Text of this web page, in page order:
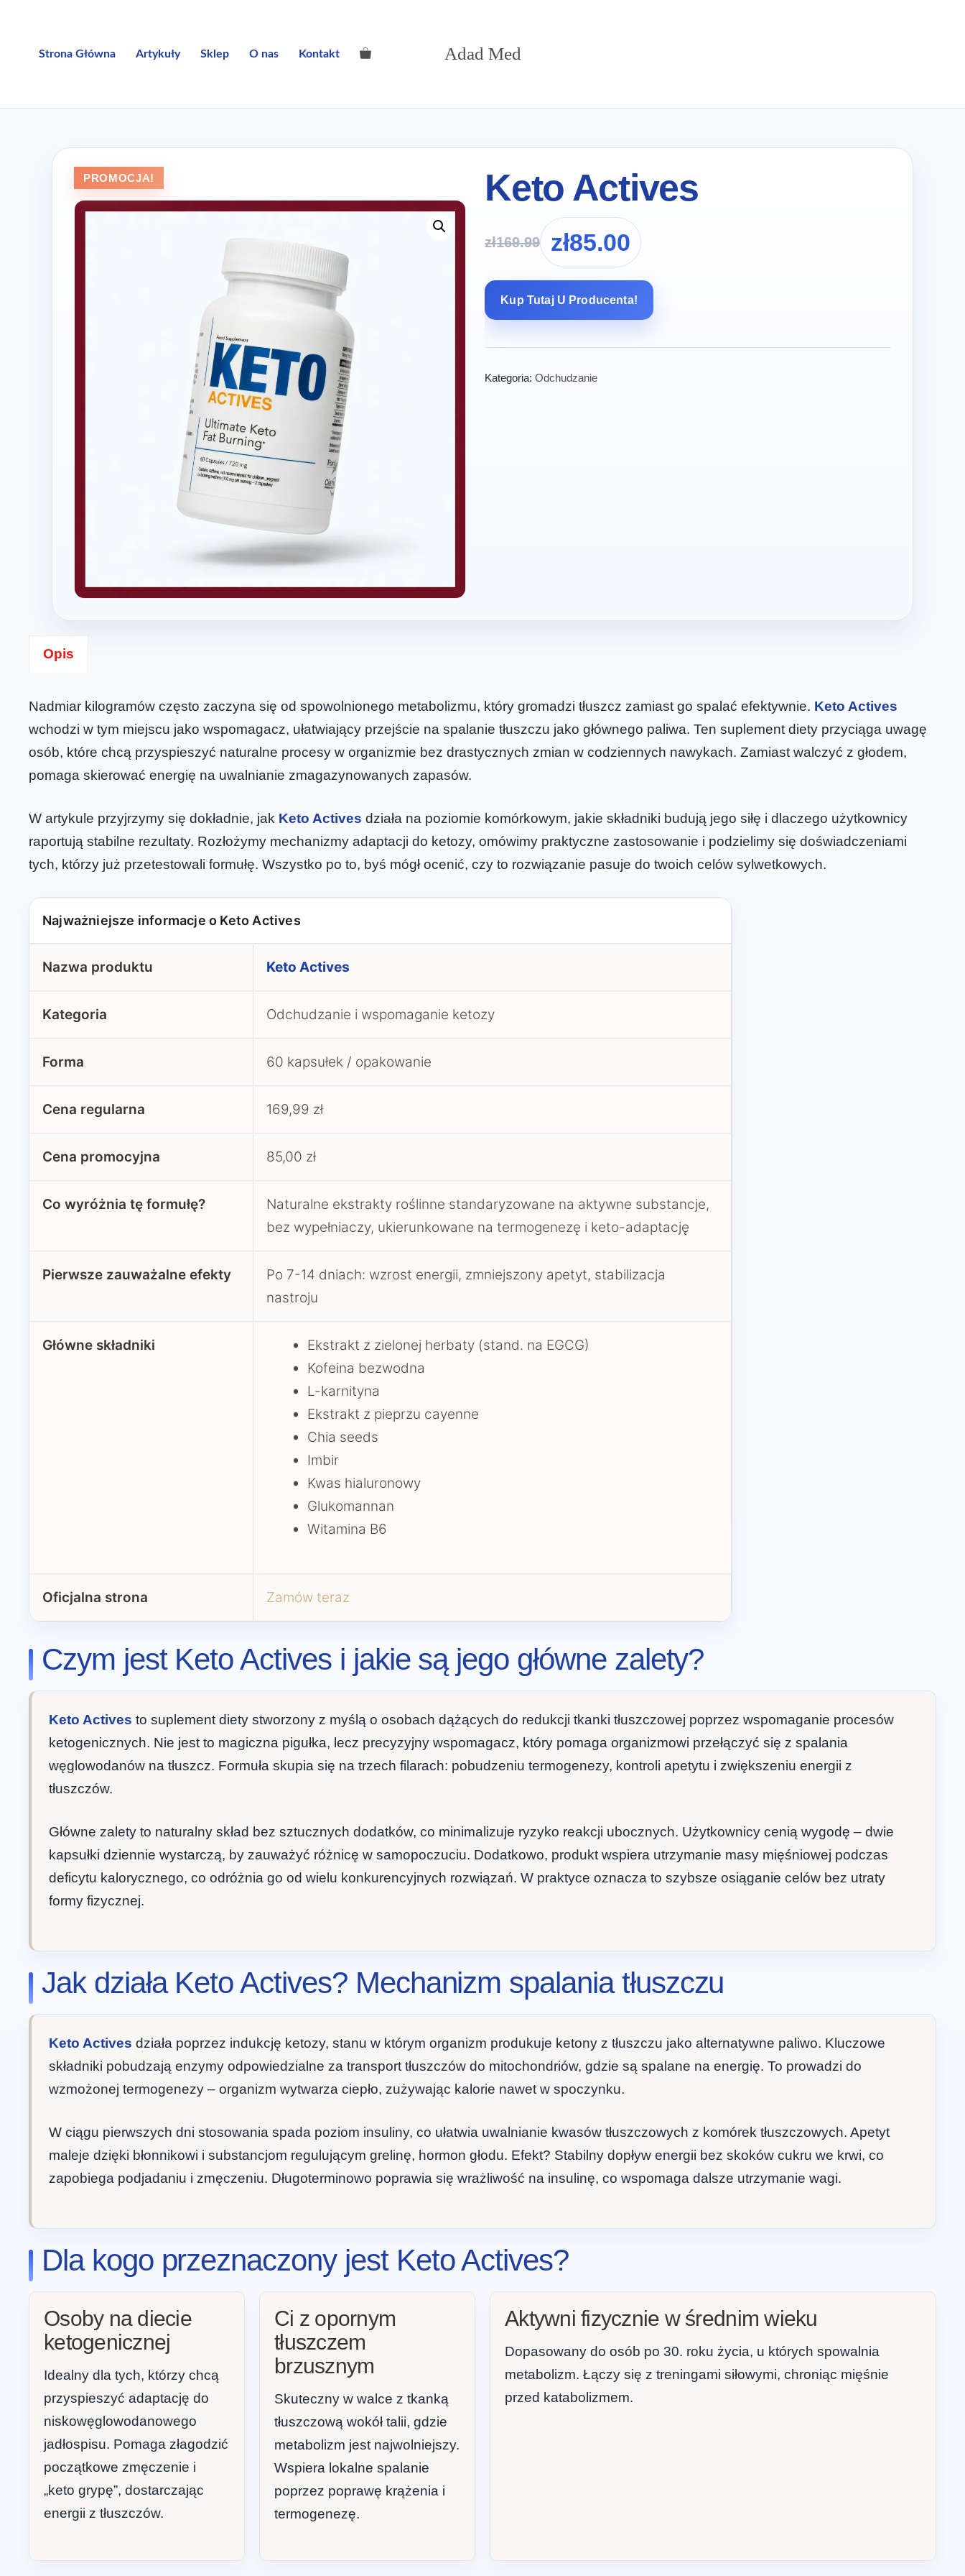
Adad Med
Strona Główna Artykuły Sklep O nas Kontakt
PROMOCJA! Keto Actives
zł169.99 zł85.00
Kup Tutaj U Producenta!
Kategoria:Odchudzanie
Opis
Nadmiar kilogramów często zaczyna się od spowolnionego metabolizmu, który gromadzi tłuszcz zamiast go spalać efektywnie. Keto Actives
wchodzi w tym miejscu jako wspomagacz, ułatwiający przejście na spalanie tłuszczu jako głównego paliwa. Ten suplement diety przyciąga uwagę
osób, które chcą przyspieszyć naturalne procesy w organizmie bez drastycznych zmian w codziennych nawykach. Zamiast walczyć z głodem,
pomaga skierować energię na uwalnianie zmagazynowanych zapasów.
W artykule przyjrzymy się dokładnie, jak Keto Actives działa na poziomie komórkowym, jakie składniki budują jego siłę i dlaczego użytkownicy
raportują stabilne rezultaty. Rozłożymy mechanizmy adaptacji do ketozy, omówimy praktyczne zastosowanie i podzielimy się doświadczeniami
tych, którzy już przetestowali formułę. Wszystko po to, byś mógł ocenić, czy to rozwiązanie pasuje do twoich celów sylwetkowych.
Najważniejsze informacje o Keto Actives
Nazwa produktu Keto Actives
Kategoria Odchudzanie i wspomaganie ketozy
Forma 60 kapsułek / opakowanie
Cena regularna 169,99 zł
Cena promocyjna 85,00 zł
Co wyróżnia tę formułę?
Naturalne ekstrakty roślinne standaryzowane na aktywne substancje,
bez wypełniaczy, ukierunkowane na termogenezę i keto-adaptację
Pierwsze zauważalne efekty
Po 7-14 dniach: wzrost energii, zmniejszony apetyt, stabilizacja
nastroju
Główne składniki
Ekstrakt z zielonej herbaty (stand. na EGCG)
Kofeina bezwodna
L-karnityna
Ekstrakt z pieprzu cayenne
Chia seeds
Imbir
Kwas hialuronowy
Glukomannan
Witamina B6
Oficjalna strona Zamów teraz
Czym jest Keto Actives i jakie są jego główne zalety?
Keto Actives to suplement diety stworzony z myślą o osobach dążących do redukcji tkanki tłuszczowej poprzez wspomaganie procesów
ketogenicznych. Nie jest to magiczna pigułka, lecz precyzyjny wspomagacz, który pomaga organizmowi przełączyć się z spalania
węglowodanów na tłuszcz. Formuła skupia się na trzech filarach: pobudzeniu termogenezy, kontroli apetytu i zwiększeniu energii z
tłuszczów.
Główne zalety to naturalny skład bez sztucznych dodatków, co minimalizuje ryzyko reakcji ubocznych. Użytkownicy cenią wygodę – dwie
kapsułki dziennie wystarczą, by zauważyć różnicę w samopoczuciu. Dodatkowo, produkt wspiera utrzymanie masy mięśniowej podczas
deficytu kalorycznego, co odróżnia go od wielu konkurencyjnych rozwiązań. W praktyce oznacza to szybsze osiąganie celów bez utraty
formy fizycznej.
Jak działa Keto Actives? Mechanizm spalania tłuszczu
Keto Actives działa poprzez indukcję ketozy, stanu w którym organizm produkuje ketony z tłuszczu jako alternatywne paliwo. Kluczowe
składniki pobudzają enzymy odpowiedzialne za transport tłuszczów do mitochondriów, gdzie są spalane na energię. To prowadzi do
wzmożonej termogenezy – organizm wytwarza ciepło, zużywając kalorie nawet w spoczynku.
W ciągu pierwszych dni stosowania spada poziom insuliny, co ułatwia uwalnianie kwasów tłuszczowych z komórek tłuszczowych. Apetyt
maleje dzięki błonnikowi i substancjom regulującym grelinę, hormon głodu. Efekt? Stabilny dopływ energii bez skoków cukru we krwi, co
zapobiega podjadaniu i zmęczeniu. Długoterminowo poprawia się wrażliwość na insulinę, co wspomaga dalsze utrzymanie wagi.
Dla kogo przeznaczony jest Keto Actives?
Osoby na diecie
ketogenicznej
Idealny dla tych, którzy chcą
przyspieszyć adaptację do
niskowęglowodanowego
jadłospisu. Pomaga złagodzić
początkowe zmęczenie i
„keto grypę”, dostarczając
energii z tłuszczów.
Ci z opornym
tłuszczem
brzusznym
Skuteczny w walce z tkanką
tłuszczową wokół talii, gdzie
metabolizm jest najwolniejszy.
Wspiera lokalne spalanie
poprzez poprawę krążenia i
termogenezę.
Aktywni fizycznie w średnim wieku
Dopasowany do osób po 30. roku życia, u których spowalnia
metabolizm. Łączy się z treningami siłowymi, chroniąc mięśnie
przed katabolizmem.